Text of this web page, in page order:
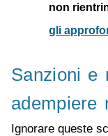
non
gli
Sanzioni e
adempiere
Ignorare queste